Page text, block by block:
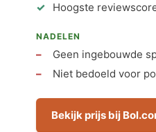
Hoogste
NADELEN
Geen ingebouwde
Niet bedoeld voor
Bekijk prijs bij